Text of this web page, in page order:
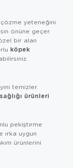
yeteneğini
önüne geçer.
bir alan
köpek
temizler.
ürünleri
pekiştirme
ırka uygun
ürünlerini